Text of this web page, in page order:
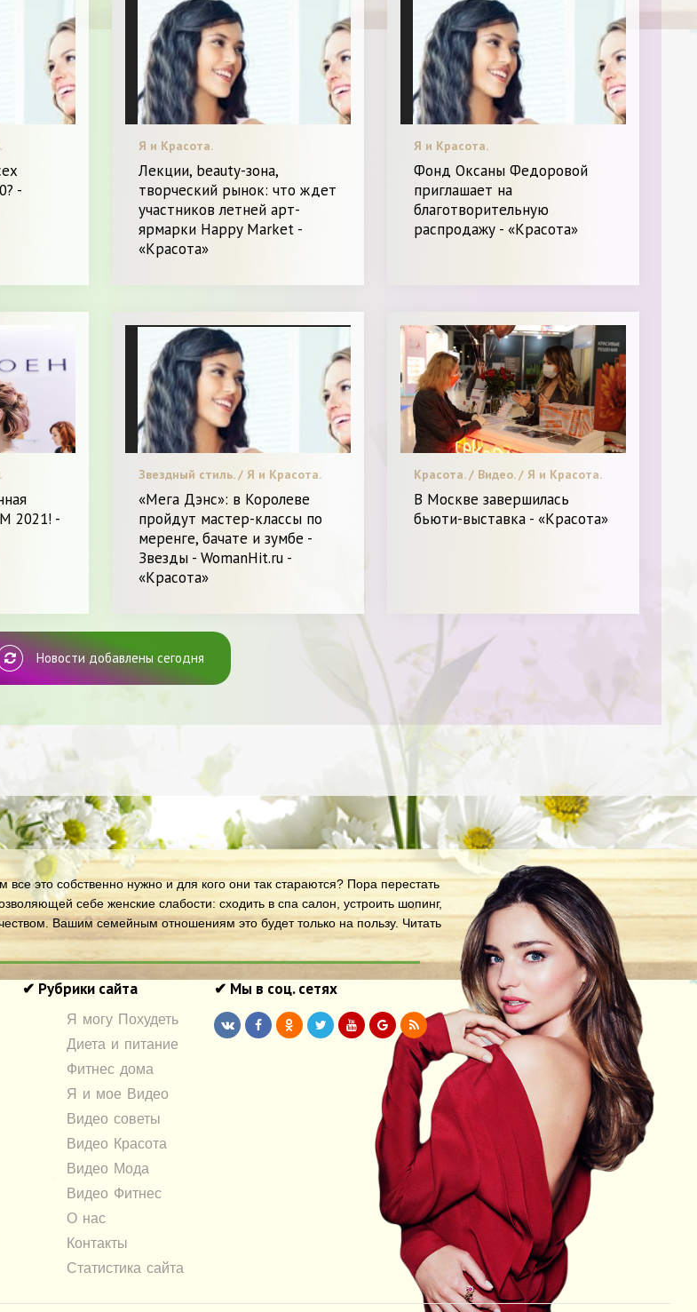
-
Я и Красота.
Лекции, beauty-зона,
творческий рынок: что ждет
участников летней арт-
ярмарки Happy Market -
«Красота»
Я и Красота.
Фонд Оксаны Федоровой
приглашает на
благотворительную
распродажу - «Красота»
2021! -
Звездный стиль. / Я и Красота.
«Мега Дэнс»: в Королеве
пройдут мастер-классы по
меренге, бачате и зумбе -
Звезды - WomanHit.ru -
«Красота»
Красота. / Видео. / Я и Красота.
В Москве завершилась
бьюти-выставка - «Красота»
Новости добавлены сегодня
это собственно нужно и для кого они так стараются? Пора перестать
себе женские слабости: сходить в спа салон, устроить шопинг,
Вашим семейным отношениям это будет только на пользу. Читать
✔ Рубрики сайта
Я могу Похудеть
Диета и питание
Фитнес дома
Я и мое Видео
Видео советы
Видео Красота
Видео Мода
Видео Фитнес
О нас
Контакты
Статистика сайта
✔ Мы в соц. сетях